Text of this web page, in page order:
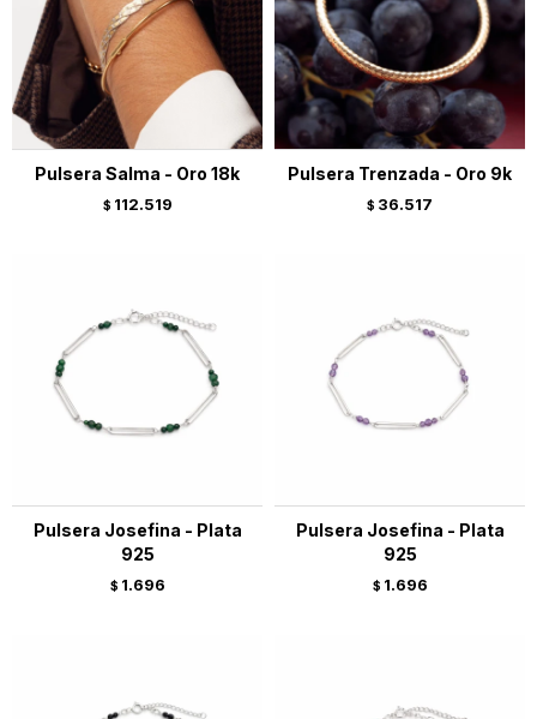
Pulsera Salma - Oro 18k
$ 112.519
Pulsera Trenzada - Oro 9k
$ 36.517
Pulsera Josefina - Plata
925
$ 1.696
Pulsera Josefina - Plata
925
$ 1.696